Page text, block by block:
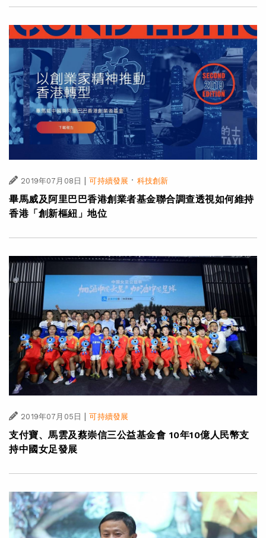
2019年07月08日 | 可持續發展 · 科技創新
畢馬威及阿里巴巴香港創業者基金聯合調查透視如何維持
香港「創新樞紐」地位
2019年07月05日 | 可持續發展
支付寶、馬雲及蔡崇信三公益基金會 10年10億人民幣支
持中國女足發展